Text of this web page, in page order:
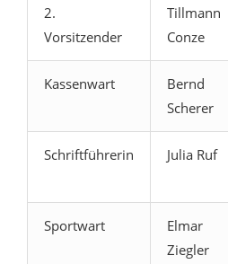
2.
Vorsitzender
Tillmann
Conze
Kassenwart
Bernd
Scherer
Schriftführerin Julia Ruf
Sportwart
Elmar
Ziegler